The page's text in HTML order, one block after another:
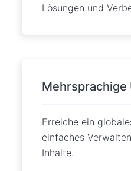
Lösungen und
Erreiche ein
einfaches
Inhalte.